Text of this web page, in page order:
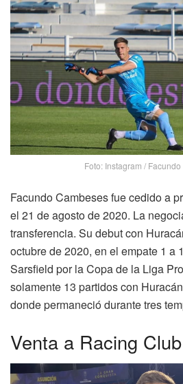
Foto: Instagram /
Facundo Cambeses fue cedido a
el 21 de agosto de 2020. La
transferencia. Su debut con
octubre de 2020, en el empate 1 a
Sarsfield por la Copa de la Liga
solamente 13 partidos con
donde permaneció durante tres
Venta a Racing Club